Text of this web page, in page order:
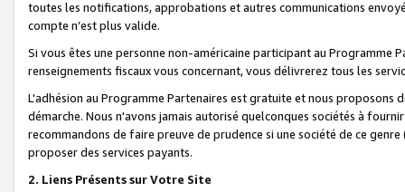
toutes les notifications, approbations et autres communications
compte n’est plus valide.
Si vous êtes une personne non-américaine participant au
renseignements fiscaux vous concernant, vous délivrerez tous les
L'adhésion au Programme Partenaires est gratuite et nous proposons
démarche. Nous n'avons jamais autorisé quelconques sociétés à
recommandons de faire preuve de prudence si une société de ce
proposer des services payants.
2. Liens Présents sur Votre Site